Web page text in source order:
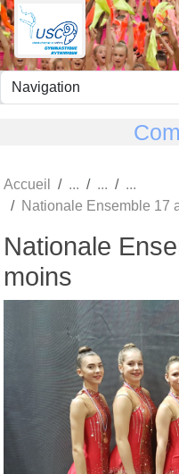
Accueil
Nationale Ensemble 17
Nationale
moins
Panneau de gestion des